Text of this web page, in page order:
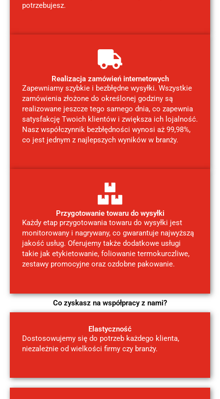
potrzebujesz.
Realizacja zamówień internetowych
Zapewniamy szybkie i bezbłędne wysyłki. Wszystkie
zamówienia złożone do określonej godziny są
realizowane jeszcze tego samego dnia, co zapewnia
satysfakcję Twoich klientów i zwiększa ich lojalność.
Nasz współczynnik bezbłędności wynosi aż 99,98%,
co jest jednym z najlepszych wyników w branży.
Przygotowanie towaru do wysyłki
Każdy etap przygotowania towaru do wysyłki jest
monitorowany i nagrywany, co gwarantuje najwyższą
jakość usług. Oferujemy także dodatkowe usługi
takie jak etykietowanie, foliowanie termokurczliwe,
zestawy promocyjne oraz ozdobne pakowanie.
Co zyskasz na współpracy z nami?
Elastyczność
Dostosowujemy się do potrzeb każdego klienta,
niezależnie od wielkości firmy czy branży.